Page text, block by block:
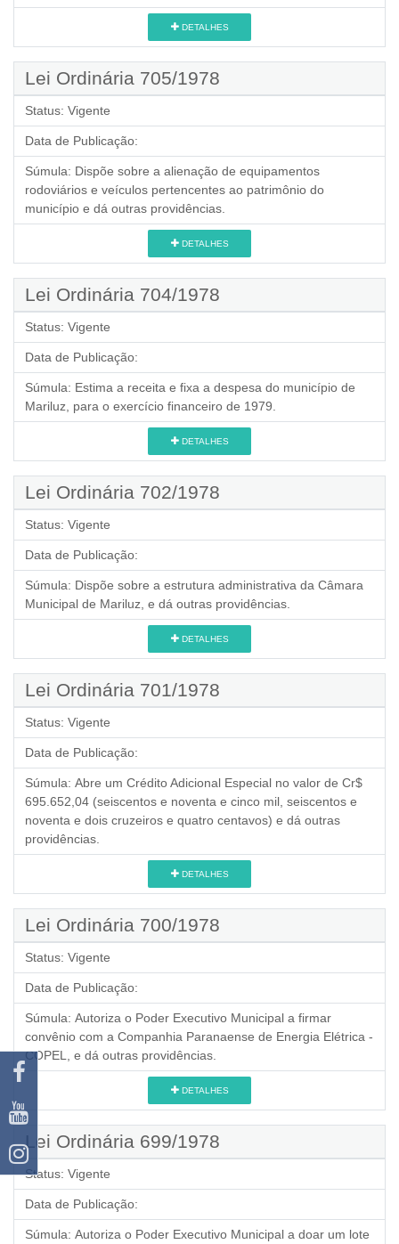
DETALHES
Lei Ordinária 705/1978
Status: Vigente
Data de Publicação:
Súmula: Dispõe sobre a alienação de equipamentos
rodoviários e veículos pertencentes ao patrimônio do
município e dá outras providências.
DETALHES
Lei Ordinária 704/1978
Status: Vigente
Data de Publicação:
Súmula: Estima a receita e fixa a despesa do município de
Mariluz, para o exercício financeiro de 1979.
DETALHES
Lei Ordinária 702/1978
Status: Vigente
Data de Publicação:
Súmula: Dispõe sobre a estrutura administrativa da Câmara
Municipal de Mariluz, e dá outras providências.
DETALHES
Lei Ordinária 701/1978
Status: Vigente
Data de Publicação:
Súmula: Abre um Crédito Adicional Especial no valor de Cr$
695.652,04 (seiscentos e noventa e cinco mil, seiscentos e
noventa e dois cruzeiros e quatro centavos) e dá outras
providências.
DETALHES
Lei Ordinária 700/1978
Status: Vigente
Data de Publicação:
Súmula: Autoriza o Poder Executivo Municipal a firmar
convênio com a Companhia Paranaense de Energia Elétrica -
COPEL, e dá outras providências.
DETALHES
Lei Ordinária 699/1978
Status: Vigente
Data de Publicação:
Súmula: Autoriza o Poder Executivo Municipal a doar um lote